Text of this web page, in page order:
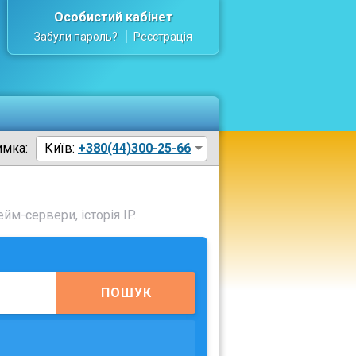
Особистий кабінет
Забули пароль? Реєстрація
Київ: +380(44)300-25-66
сервери, історія IP.
ПОШУК